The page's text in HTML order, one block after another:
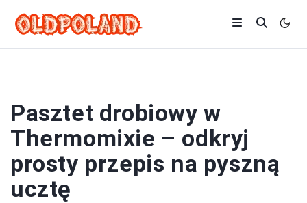
Pasztet drobiowy w
Thermomixie – odkryj
prosty przepis na pyszną
ucztę